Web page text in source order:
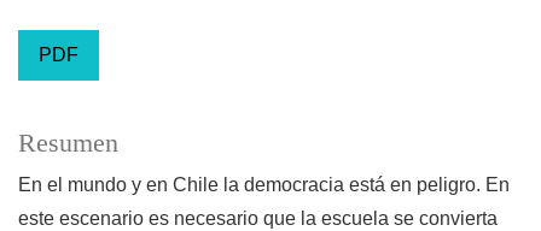
PDF
Resumen
En el mundo y en Chile la democracia está en peligro. En
este escenario es necesario que la escuela se convierta